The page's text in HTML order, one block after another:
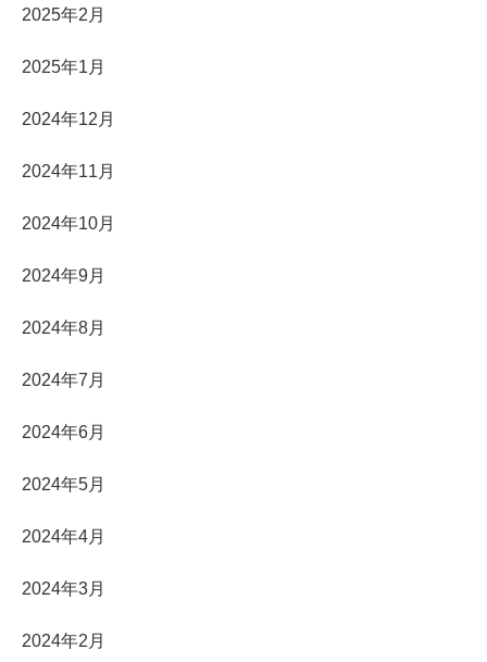
2025年2月
2025年1月
2024年12月
2024年11月
2024年10月
2024年9月
2024年8月
2024年7月
2024年6月
2024年5月
2024年4月
2024年3月
2024年2月